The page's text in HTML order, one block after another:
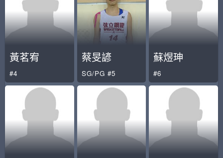
黃茗宥
#4
蔡旻諺
SG/PG #5
蘇煜珅
#6